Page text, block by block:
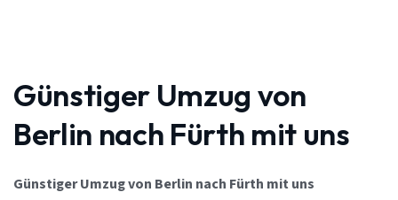
Günstiger Umzug von
Berlin nach Fürth mit uns
Günstiger Umzug von Berlin nach Fürth mit uns